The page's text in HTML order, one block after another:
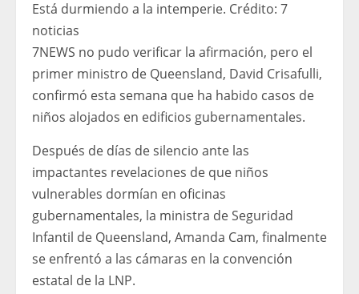
Está durmiendo a la intemperie. Crédito: 7
noticias
7NEWS no pudo verificar la afirmación, pero el
primer ministro de Queensland, David Crisafulli,
confirmó esta semana que ha habido casos de
niños alojados en edificios gubernamentales.
Después de días de silencio ante las
impactantes revelaciones de que niños
vulnerables dormían en oficinas
gubernamentales, la ministra de Seguridad
Infantil de Queensland, Amanda Cam, finalmente
se enfrentó a las cámaras en la convención
estatal de la LNP.